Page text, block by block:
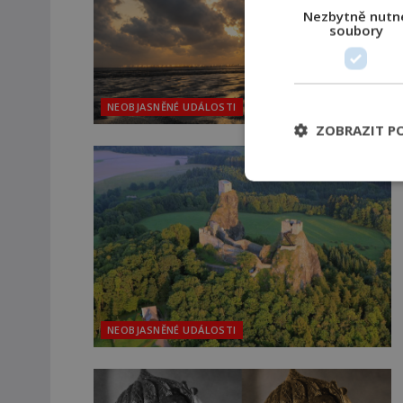
NEOBJASNĚNÉ UDÁLOSTI
NEOBJASNĚNÉ UDÁLOSTI
Nezbytně
soubory
ZOBRAZIT